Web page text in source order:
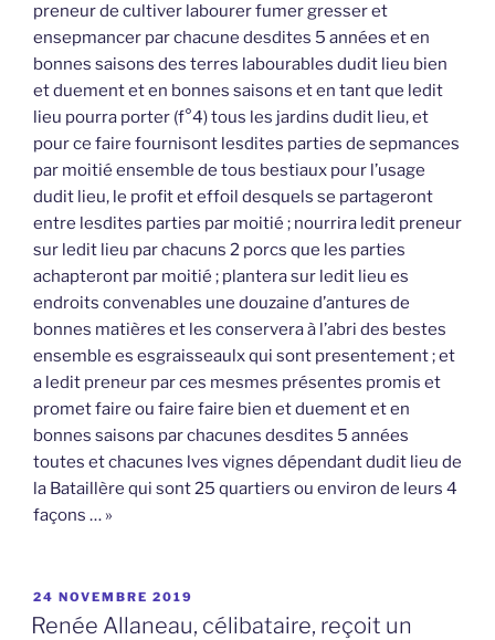
preneur de cultiver labourer fumer gresser et
ensepmancer par chacune desdites 5 années et en
bonnes saisons des terres labourables dudit lieu bien
et duement et en bonnes saisons et en tant que ledit
lieu pourra porter (f°4) tous les jardins dudit lieu, et
pour ce faire fournisont lesdites parties de sepmances
par moitié ensemble de tous bestiaux pour l’usage
dudit lieu, le profit et effoil desquels se partageront
entre lesdites parties par moitié ; nourrira ledit preneur
sur ledit lieu par chacuns 2 porcs que les parties
achapteront par moitié ; plantera sur ledit lieu es
endroits convenables une douzaine d’antures de
bonnes matières et les conservera à l’abri des bestes
ensemble es esgraisseaulx qui sont presentement ; et
a ledit preneur par ces mesmes présentes promis et
promet faire ou faire faire bien et duement et en
bonnes saisons par chacunes desdites 5 années
toutes et chacunes lves vignes dépendant dudit lieu de
la Bataillère qui sont 25 quartiers ou environ de leurs 4
façons … »
PUBLIÉ
LE
24 NOVEMBRE 2019
Renée Allaneau, célibataire, reçoit un